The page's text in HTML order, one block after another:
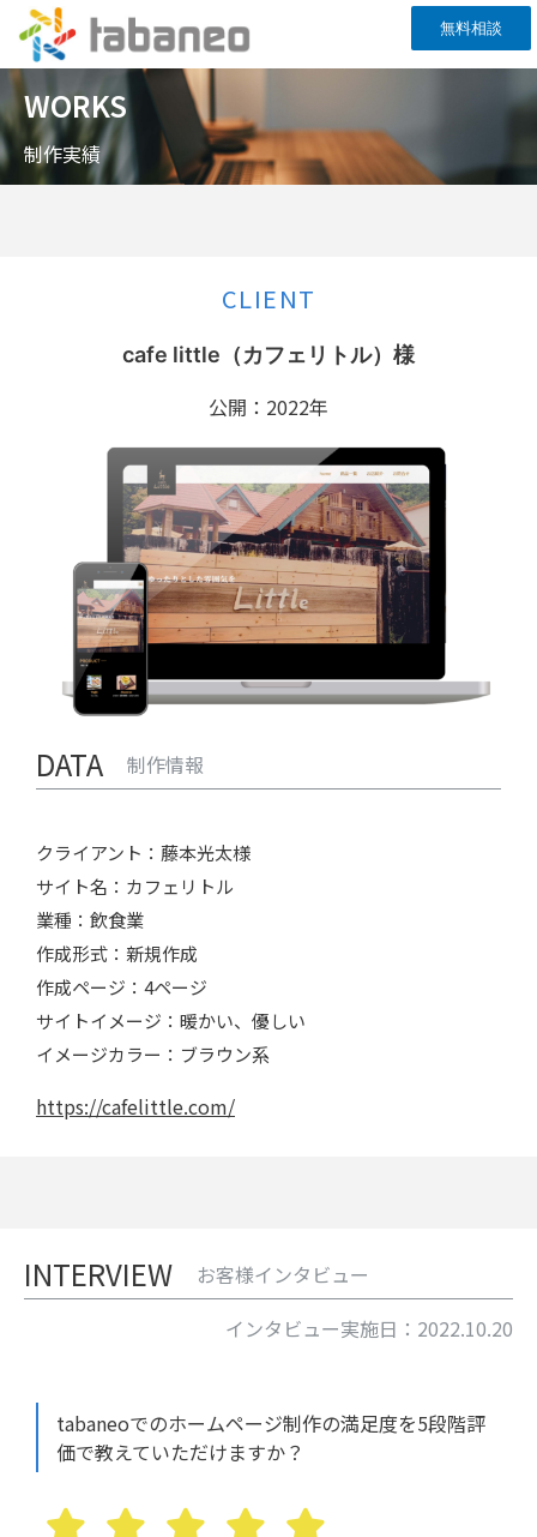
を
キ
ッ
プ
無料相談
WORKS
制作実績
CLIENT
cafe little（カフェリトル）様
公開：2022年
DATA 制作情報
クライアント：藤本光太様
サイト名：カフェリトル
業種：飲食業
作成形式：新規作成
作成ページ：4ページ
サイトイメージ：暖かい、優しい
イメージカラー：ブラウン系
https://cafelittle.com/
INTERVIEW
お客様インタビュー
インタビュー実施日：2022.10.20
tabaneoでのホームページ制作の満足度を5段階評
価で教えていただけますか？